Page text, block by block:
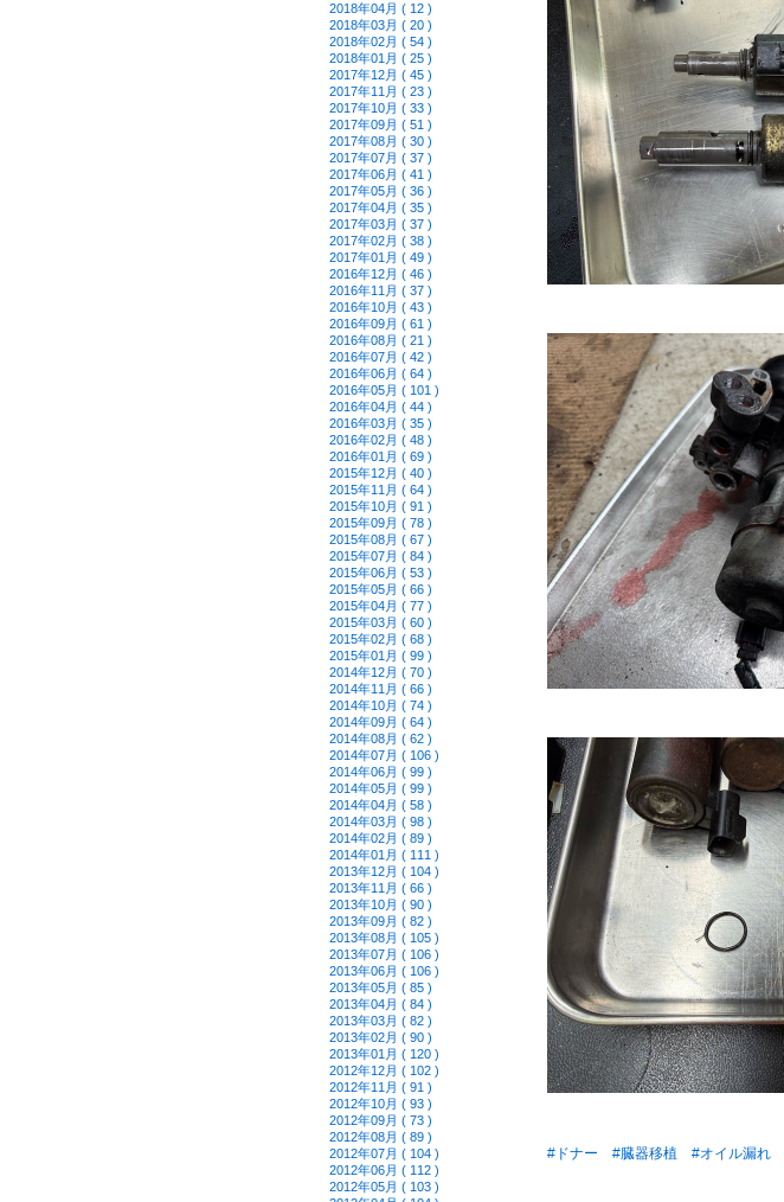
2018年04月 ( 12 )
2018年03月 ( 20 )
2018年02月 ( 54 )
2018年01月 ( 25 )
2017年12月 ( 45 )
2017年11月 ( 23 )
2017年10月 ( 33 )
2017年09月 ( 51 )
2017年08月 ( 30 )
2017年07月 ( 37 )
2017年06月 ( 41 )
2017年05月 ( 36 )
2017年04月 ( 35 )
2017年03月 ( 37 )
2017年02月 ( 38 )
2017年01月 ( 49 )
2016年12月 ( 46 )
2016年11月 ( 37 )
2016年10月 ( 43 )
2016年09月 ( 61 )
2016年08月 ( 21 )
2016年07月 ( 42 )
2016年06月 ( 64 )
2016年05月 ( 101 )
2016年04月 ( 44 )
2016年03月 ( 35 )
2016年02月 ( 48 )
2016年01月 ( 69 )
2015年12月 ( 40 )
2015年11月 ( 64 )
2015年10月 ( 91 )
2015年09月 ( 78 )
2015年08月 ( 67 )
2015年07月 ( 84 )
2015年06月 ( 53 )
2015年05月 ( 66 )
2015年04月 ( 77 )
2015年03月 ( 60 )
2015年02月 ( 68 )
2015年01月 ( 99 )
2014年12月 ( 70 )
2014年11月 ( 66 )
2014年10月 ( 74 )
2014年09月 ( 64 )
2014年08月 ( 62 )
2014年07月 ( 106 )
2014年06月 ( 99 )
2014年05月 ( 99 )
2014年04月 ( 58 )
2014年03月 ( 98 )
2014年02月 ( 89 )
2014年01月 ( 111 )
2013年12月 ( 104 )
2013年11月 ( 66 )
2013年10月 ( 90 )
2013年09月 ( 82 )
2013年08月 ( 105 )
2013年07月 ( 106 )
2013年06月 ( 106 )
2013年05月 ( 85 )
2013年04月 ( 84 )
2013年03月 ( 82 )
2013年02月 ( 90 )
2013年01月 ( 120 )
2012年12月 ( 102 )
2012年11月 ( 91 )
2012年10月 ( 93 )
2012年09月 ( 73 )
2012年08月 ( 89 )
2012年07月 ( 104 )
2012年06月 ( 112 )
2012年05月 ( 103 )
#ドナー #臓器移植 #オイル漏れ